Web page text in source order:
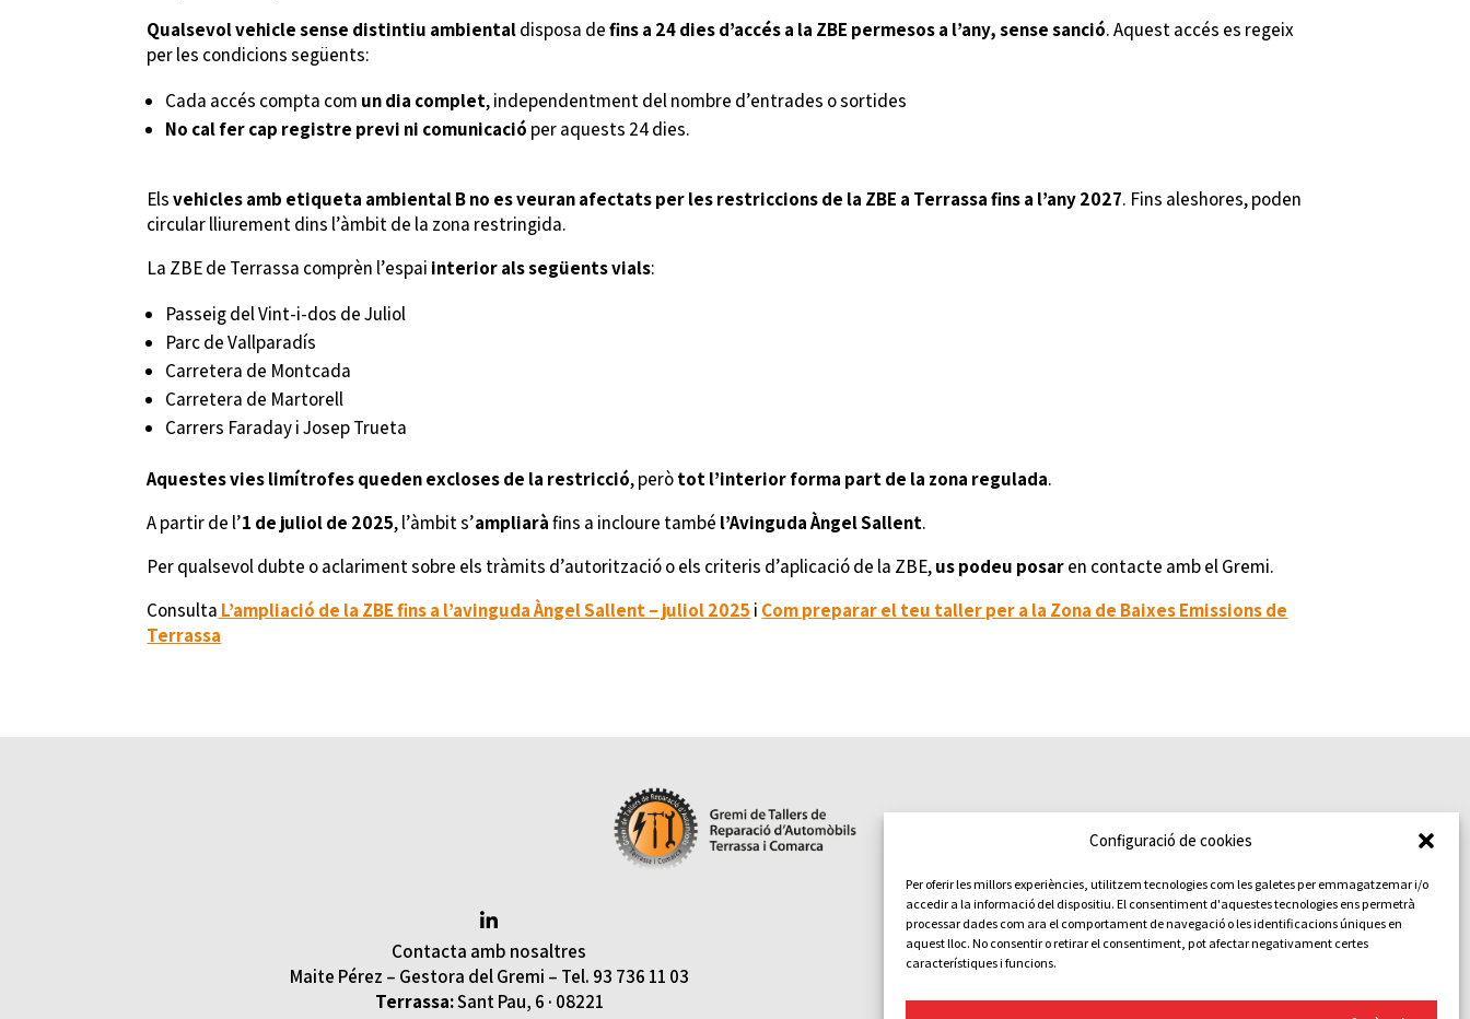
Configuració de cookies
Per oferir les millors experiències, utilitzem tecnologies com les galetes per emmagatzemar i/o
accedir a la informació del dispositiu. El consentiment d'aquestes tecnologies ens permetrà
processar dades com ara el comportament de navegació o les identificacions úniques en
aquest lloc. No consentir o retirar el consentiment, pot afectar negativament certes
característiques i funcions.
Qualsevol vehicle sense distintiu ambientaldisposa defins a 24 dies d’accés a la ZBE permesos a l’any, sense sanció. Aquest accés es regeix
per les condicions següents:
Cada accés compta com un dia complet, independentment del nombre d’entrades o sortides
No cal fer cap registre previ ni comunicació per aquests 24 dies.
Elsvehicles amb etiqueta ambiental Bno es veuran afectats per les restriccions de la ZBE a Terrassa fins a l’any 2027. Fins aleshores, poden
circular lliurement dins l’àmbit de la zona restringida.
La ZBE de Terrassa comprèn l’espai interior als següents vials:
Passeig del Vint-i-dos de Juliol
Parc de Vallparadís
Carretera de Montcada
Carretera de Martorell
Carrers Faraday i Josep Trueta
Aquestes vies limítrofes queden excloses de la restricció, peròtot l’interior forma part de la zona regulada.
A partir de l’1 de juliol de 2025, l’àmbit s’ampliaràfins a incloure també l’Avinguda Àngel Sallent.
Per qualsevol dubte o aclariment sobre els tràmits d’autorització o els criteris d’aplicació de la ZBE,us podeu posaren contacte amb el Gremi.
Consulta L’ampliació de la ZBE fins a l’avinguda Àngel Sallent – juliol 2025 i Com preparar el teu taller per a la Zona de Baixes Emissions de
Terrassa

Contacta amb nosaltres
Maite Pérez – Gestora del Gremi – Tel. 93 736 11 03
Terrassa:Sant Pau, 6 · 08221
Avís legal
Política de privacitat
Política de cookies
Transparència